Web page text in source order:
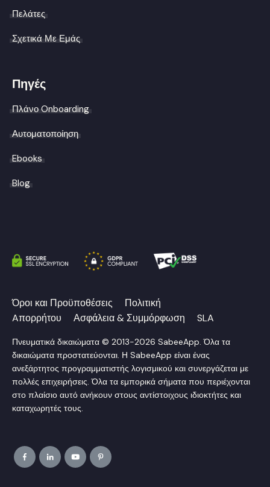
Πελάτες
Σχετικά Με Εμάς
Πηγές
Πλάνο Onboarding
Αυτοματοποίηση
Ebooks
Blog
Όροι και Προϋποθέσεις
Πολιτική
Aπορρήτου
Ασφάλεια & Συμμόρφωση SLA
Πνευματικά δικαιώματα © 2013-2026 SabeeApp. Όλα τα
δικαιώματα προστατεύονται. Η SabeeApp είναι ένας
ανεξάρτητος προγραμματιστής λογισμικού και συνεργάζεται με
πολλές επιχειρήσεις. Όλα τα εμπορικά σήματα που περιέχονται
στο πλαίσιο αυτό ανήκουν στους αντίστοιχους ιδιοκτήτες και
καταχωρητές τους.